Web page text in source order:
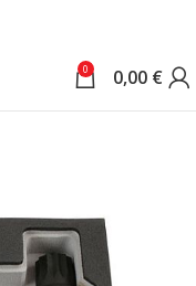
0 0,00 €